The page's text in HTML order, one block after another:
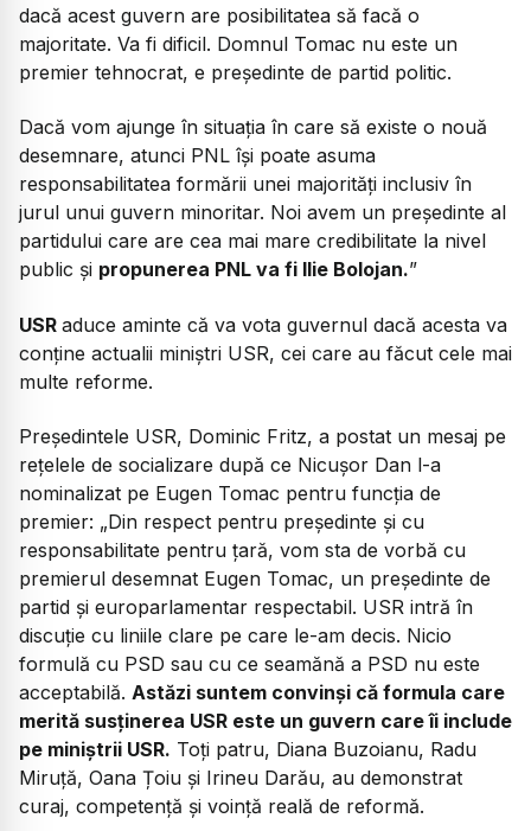
dacă acest guvern are posibilitatea să facă o
majoritate. Va fi dificil. Domnul Tomac nu este un
premier tehnocrat, e președinte de partid politic.
Dacă vom ajunge în situația în care să existe o nouă
desemnare, atunci PNL își poate asuma
responsabilitatea formării unei majorități inclusiv în
jurul unui guvern minoritar. Noi avem un președinte al
partidului care are cea mai mare credibilitate la nivel
public și propunerea PNL va fi Ilie Bolojan.”
USR aduce aminte că va vota guvernul dacă acesta va
conține actualii miniștri USR, cei care au făcut cele mai
multe reforme.
Președintele USR, Dominic Fritz, a postat un mesaj pe
rețelele de socializare după ce Nicușor Dan l-a
nominalizat pe Eugen Tomac pentru funcția de
premier: „Din respect pentru președinte și cu
responsabilitate pentru țară, vom sta de vorbă cu
premierul desemnat Eugen Tomac, un președinte de
partid și europarlamentar respectabil. USR intră în
discuție cu liniile clare pe care le-am decis. Nicio
formulă cu PSD sau cu ce seamănă a PSD nu este
acceptabilă. Astăzi suntem convinși că formula care
merită susținerea USR este un guvern care îi include
pe miniștrii USR. Toți patru, Diana Buzoianu, Radu
Miruță, Oana Țoiu și Irineu Darău, au demonstrat
curaj, competență și voință reală de reformă.